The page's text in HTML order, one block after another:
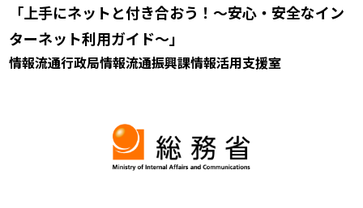
「上手にネットと付き合おう！～安心・安全なイン
ターネット利用ガイド～」
情報流通行政局情報流通振興課情報活用支援室